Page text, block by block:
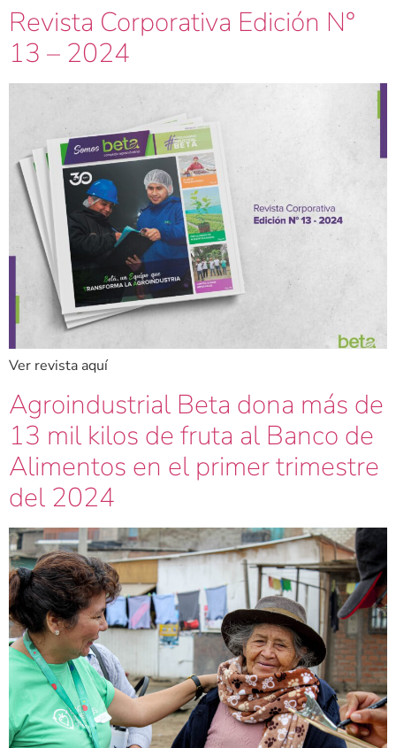
Revista Corporativa Edición N°
13 – 2024
Ver revista aquí
Agroindustrial Beta dona más de
13 mil kilos de fruta al Banco de
Alimentos en el primer trimestre
del 2024